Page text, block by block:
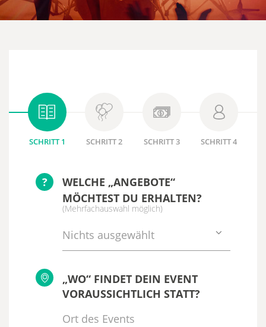
SCHRITT 1 SCHRITT 2 SCHRITT 3 SCHRITT 4
?
WELCHE „ANGEBOTE“
MÖCHTEST DU ERHALTEN?
(Mehrfachauswahl möglich)
Nichts ausgewählt
„WO“ FINDET DEIN EVENT
VORAUSSICHTLICH STATT?